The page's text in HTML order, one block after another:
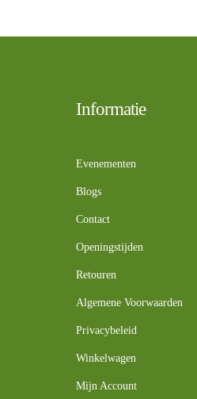
Informatie
Evenementen
Blogs
Contact
Openingstijden
Retouren
Algemene Voorwaarden
Privacybeleid
Winkelwagen
Mijn Account